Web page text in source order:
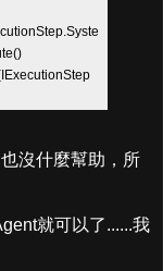
沒什麼幫助，所
就可以了......我